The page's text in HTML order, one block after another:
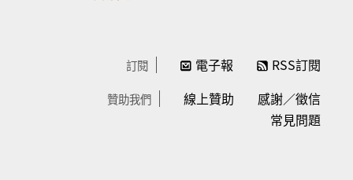
訂閱 電子報 RSS訂閱
贊助我們 線上贊助
感謝／徵信
常見問題